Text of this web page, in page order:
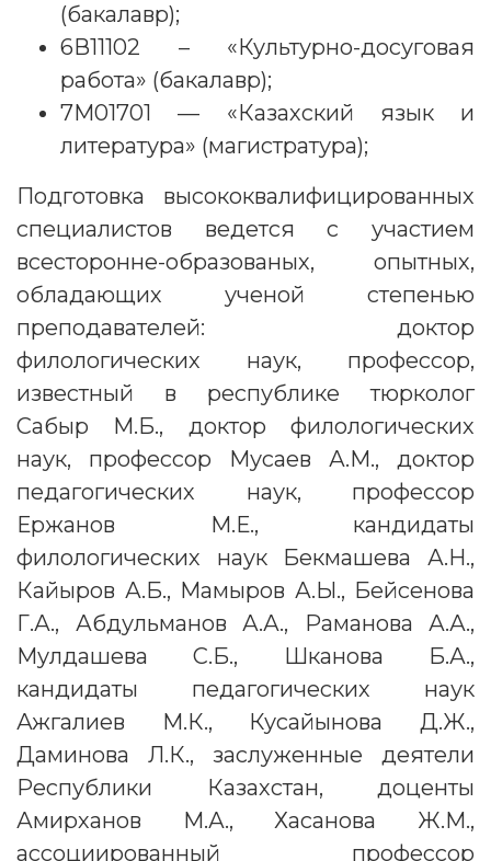
(бакалавр);
6В11102 – «Культурно-досуговая
работа» (бакалавр);
7М01701 — «Казахский язык и
литература» (магистратура);
Подготовка высококвалифицированных
специалистов ведется с участием
всесторонне-образованых, опытных,
обладающих ученой степенью
преподавателей: доктор
филологических наук, профессор,
известный в республике тюрколог
Сабыр М.Б., доктор филологических
наук, профессор Мусаев А.М., доктор
педагогических наук, профессор
Ержанов М.Е., кандидаты
филологических наук Бекмашева А.Н.,
Кайыров А.Б., Мамыров А.Ы., Бейсенова
Г.А., Абдульманов А.А., Раманова А.А.,
Мулдашева С.Б., Шканова Б.А.,
кандидаты педагогических наук
Ажгалиев М.К., Кусайынова Д.Ж.,
Даминова Л.К., заслуженные деятели
Республики Казахстан, доценты
Амирханов М.А., Хасанова Ж.М.,
ассоциированный профессор